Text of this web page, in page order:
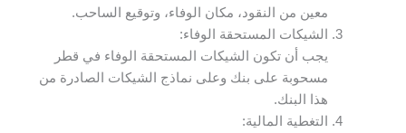
معين من النقود، مكان الوفاء، وتوقيع الساحب.
الشيكات المستحقة الوفاء:
يجب أن تكون الشيكات المستحقة الوفاء في قطر
مسحوبة على بنك وعلى نماذج الشيكات الصادرة من
هذا البنك.
التغطية المالية: